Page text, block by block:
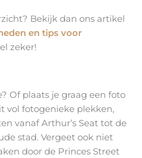
Bekijk dan ons artikel
en tips voor
zeker!
Of plaats je graag een foto
vol fotogenieke plekken,
vanaf Arthur’s Seat tot de
stad. Vergeet ook niet
door de Princes Street